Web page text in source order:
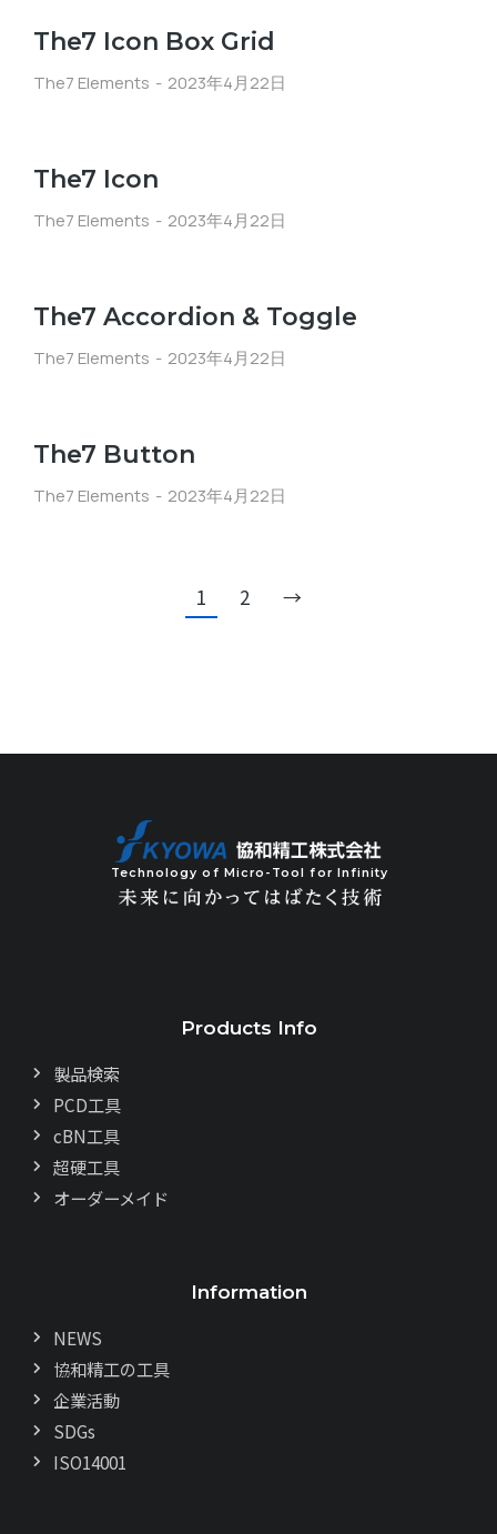
The7 Icon Box Grid
The7 Elements 2023年4月22日
The7 Icon
The7 Elements 2023年4月22日
The7 Accordion & Toggle
The7 Elements 2023年4月22日
The7 Button
The7 Elements 2023年4月22日
1 2 →
Technology of Micro-Tool for Infinity
Products Info
製品検索
PCD工具
cBN工具
超硬工具
オーダーメイド
Information
NEWS
協和精工の工具
企業活動
SDGs
ISO14001